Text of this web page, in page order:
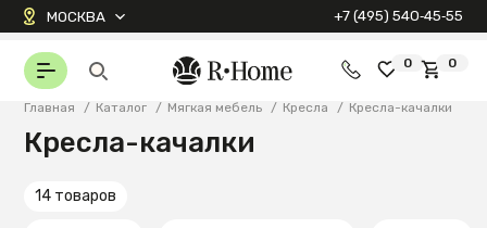
МОСКВА +7 (495) 540‑45‑55
0 0
Главная / Каталог / Мягкая мебель / Кресла / Кресла-качалки
Кресла-качалки
14 товаров